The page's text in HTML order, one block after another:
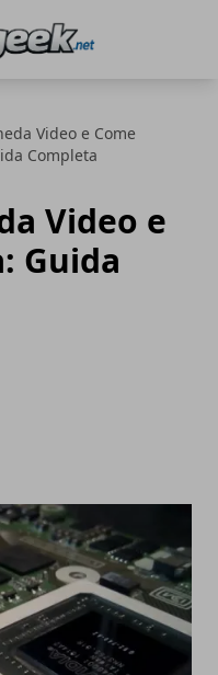
Video e Come
Completa
Video e
Guida